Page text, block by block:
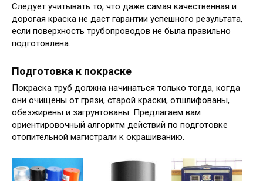
Следует учитывать то, что даже самая качественная и
дорогая краска не даст гарантии успешного результата,
если поверхность трубопроводов не была правильно
подготовлена.
Подготовка к покраске
Покраска труб должна начинаться только тогда, когда
они очищены от грязи, старой краски, отшлифованы,
обезжирены и загрунтованы. Предлагаем вам
ориентировочный алгоритм действий по подготовке
отопительной магистрали к окрашиванию.